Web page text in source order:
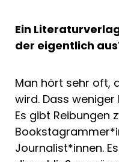
Ein
der eigentlich
Man hört sehr oft,
wird. Dass
Es gibt Reibungen
Journalist*innen.